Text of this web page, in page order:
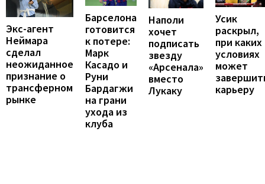
Экс-агент
Неймара
сделал
неожиданное
признание о
трансферном
рынке
Барселона
готовится
к потере:
Марк
Касадо и
Руни
Бардагжи
на грани
ухода из
клуба
Наполи
хочет
подписать
звезду
«Арсенала»
вместо
Лукаку
Усик
раскрыл,
при каких
условиях
может
карьеру